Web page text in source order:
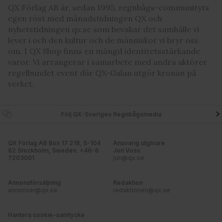
QX Förlag AB är, sedan 1995, regnbågs-communityts
egen röst med månadstidningen QX och
nyhetstidningen qx.se som bevakar det samhälle vi
lever i och den kultur och de människor vi bryr oss
om. I QX Shop finns en mängd identitetsstärkande
varor. Vi arrangerar i samarbete med andra aktörer
regelbundet event där QX-Galan utgör kronan på
verket.
Följ QX-Sveriges Regnbågsmedia
QX Förlag AB Box 17 218, S-104
62 Stockholm, Sweden. +46-8
7203001
Ansvarig utgivare
Jon Voss
jon@qx.se
Annonsförsäljning
annonser@qx.se
Redaktion
redaktionen@qx.se
Hantera cookie-samtycke